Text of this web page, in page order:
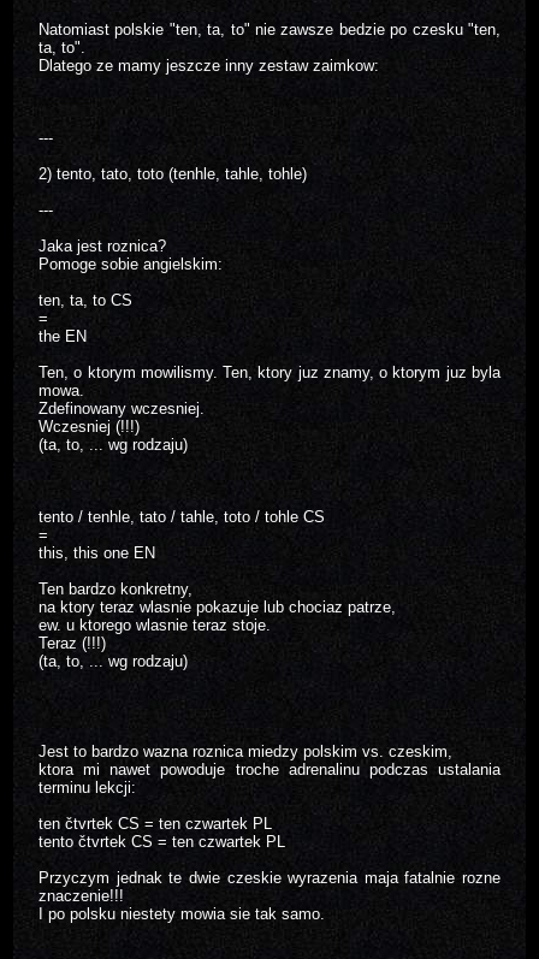
Natomiast polskie "ten, ta, to" nie zawsze bedzie po czesku "ten,
ta, to".
Dlatego ze mamy jeszcze inny zestaw zaimkow:
---
2) tento, tato, toto (tenhle, tahle, tohle)
---
Jaka jest roznica?
Pomoge sobie angielskim:
ten, ta, to CS
=
the EN
Ten, o ktorym mowilismy. Ten, ktory juz znamy, o ktorym juz byla
mowa.
Zdefinowany wczesniej.
Wczesniej (!!!)
(ta, to, ... wg rodzaju)
tento / tenhle, tato / tahle, toto / tohle CS
=
this, this one EN
Ten bardzo konkretny,
na ktory teraz wlasnie pokazuje lub chociaz patrze,
ew. u ktorego wlasnie teraz stoje.
Teraz (!!!)
(ta, to, ... wg rodzaju)
Jest to bardzo wazna roznica miedzy polskim vs. czeskim,
ktora mi nawet powoduje troche adrenalinu podczas ustalania
terminu lekcji:
ten čtvrtek CS = ten czwartek PL
tento čtvrtek CS = ten czwartek PL
Przyczym jednak te dwie czeskie wyrazenia maja fatalnie rozne
znaczenie!!!
I po polsku niestety mowia sie tak samo.